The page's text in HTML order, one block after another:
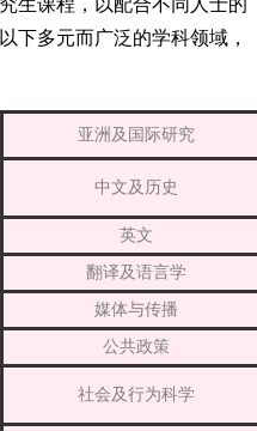
下多元而广泛的学科领域，
亚洲及国际研究
中文及历史
英文
翻译及语言学
媒体与传播
公共政策
社会及行为科学